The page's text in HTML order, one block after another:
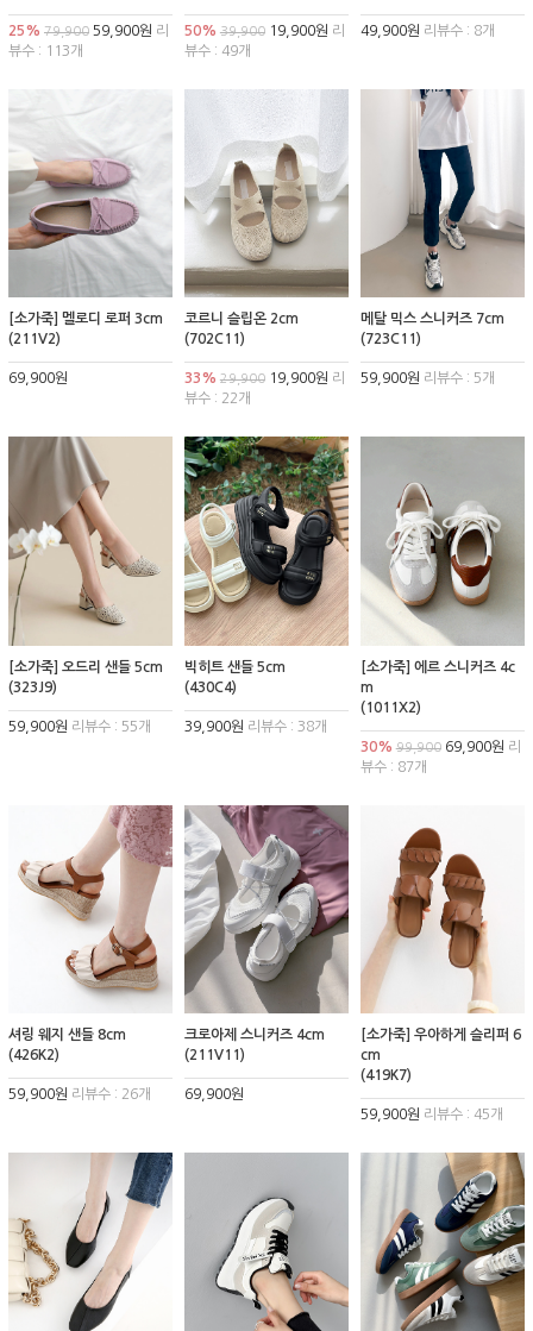
25% 79,900 59,900원 리
뷰수 : 113개
50% 39,90019,900원 리
뷰수 : 49개
49,900원 리뷰수 : 8개
[소가죽] 멜로디 로퍼 3cm
(211V2)
69,900원
코르니 슬립온 2cm
(702C11)
33% 29,90019,900원 리
뷰수 : 22개
메탈 믹스 스니커즈 7cm
(723C11)
59,900원 리뷰수 : 5개
[소가죽] 오드리 샌들 5cm
(323J9)
59,900원 리뷰수 : 55개
빅히트 샌들 5cm
(430C4)
39,900원 리뷰수 : 38개
[소가죽] 에르 스니커즈 4c
m
(1011X2)
30% 99,90069,900원 리
뷰수 : 87개
셔링 웨지 샌들 8cm
(426K2)
59,900원 리뷰수 : 26개
크로아제 스니커즈 4cm
(211V11)
69,900원
[소가죽] 우아하게 슬리퍼 6
cm
(419K7)
59,900원 리뷰수 : 45개